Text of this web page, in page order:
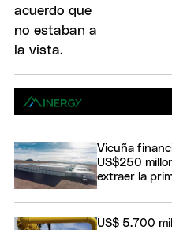
Vicuña
US$250
extraer la
US$ 5.700